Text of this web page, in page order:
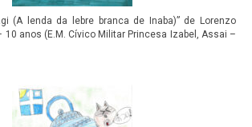
(A lenda da lebre branca de Inaba)” de Lorenzo
10 anos (E.M. Cívico Militar Princesa Izabel, Assai –